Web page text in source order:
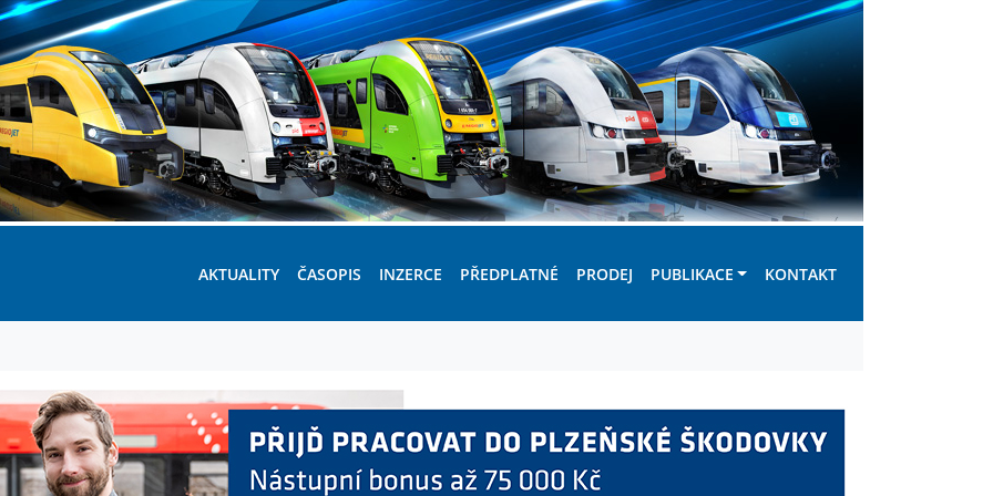
AKTUALITY ČASOPIS INZERCE PŘEDPLATNÉ PRODEJ PUBLIKACE KONTAKT